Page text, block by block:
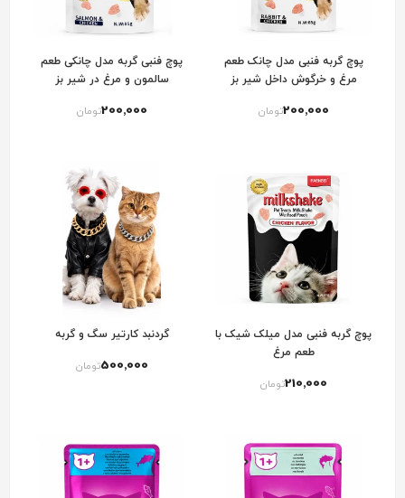
پوچ گربه فنبی مدل چانک طعم
مرغ و خرگوش داخل شیر بز
200٬000تومان
پوچ فنبی گربه مدل چانکی طعم
سالمون و مرغ در شیر بز
200٬000تومان
پوچ گربه فنبی مدل میلک شیک با
طعم مرغ
210٬000تومان
گردنبد کارتیر سگ و گربه
500٬000تومان